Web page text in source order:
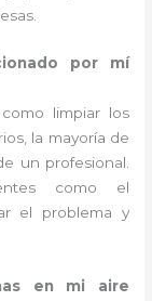
por mí
limpiar los
la mayoría de
un profesional.
como el
el problema y
en mi aire